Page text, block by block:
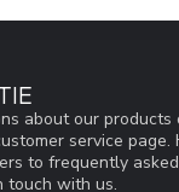
about our products
service
to frequently
touch with us.